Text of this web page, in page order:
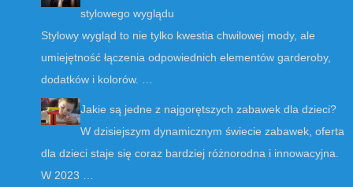
stylowego wyglądu
Stylowy wygląd to nie tylko kwestia chwilowej mody, ale
umiejętność łączenia odpowiednich elementów garderoby,
dodatków i kolorów. …
Jakie są jedne z najgorętszych zabawek dla dzieci?
W dzisiejszym dynamicznym świecie zabawek, oferta
dla dzieci staje się coraz bardziej różnorodna i innowacyjna.
W 2023 …